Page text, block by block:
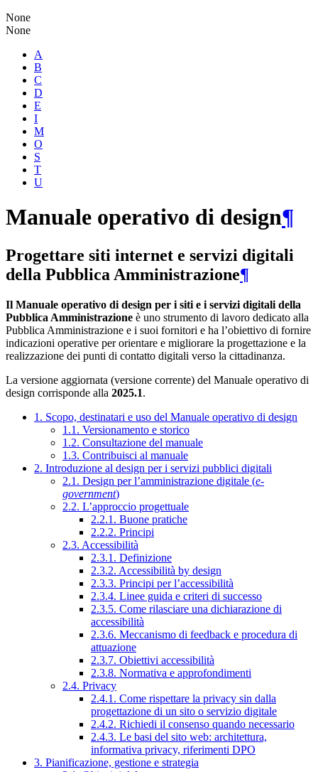
None
None
A
B
C
D
E
I
M
O
S
T
U
Manuale operativo di design¶
Progettare siti internet e servizi digitali
della Pubblica Amministrazione¶
Il Manuale operativo di design per i siti e i servizi digitali della
Pubblica Amministrazione è uno strumento di lavoro dedicato alla
Pubblica Amministrazione e i suoi fornitori e ha l’obiettivo di fornire
indicazioni operative per orientare e migliorare la progettazione e la
realizzazione dei punti di contatto digitali verso la cittadinanza.
La versione aggiornata (versione corrente) del Manuale operativo di
design corrisponde alla 2025.1.
1. Scopo, destinatari e uso del Manuale operativo di design
1.1. Versionamento e storico
1.2. Consultazione del manuale
1.3. Contribuisci al manuale
2. Introduzione al design per i servizi pubblici digitali
2.1. Design per l’amministrazione digitale (e-
government)
2.2. L’approccio progettuale
2.2.1. Buone pratiche
2.2.2. Principi
2.3. Accessibilità
2.3.1. Definizione
2.3.2. Accessibilità by design
2.3.3. Principi per l’accessibilità
2.3.4. Linee guida e criteri di successo
2.3.5. Come rilasciare una dichiarazione di
accessibilità
2.3.6. Meccanismo di feedback e procedura di
attuazione
2.3.7. Obiettivi accessibilità
2.3.8. Normativa e approfondimenti
2.4. Privacy
2.4.1. Come rispettare la privacy sin dalla
progettazione di un sito o servizio digitale
2.4.2. Richiedi il consenso quando necessario
2.4.3. Le basi del sito web: architettura,
informativa privacy, riferimenti DPO
3. Pianificazione, gestione e strategia